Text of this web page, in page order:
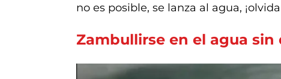
no es posible, se lanza al agua,
Zambullirse en el agua